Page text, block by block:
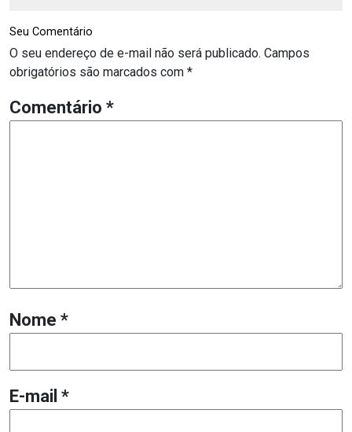
Seu Comentário
O seu endereço de e-mail não será publicado. Campos
obrigatórios são marcados com *
Comentário *
Nome *
E-mail *